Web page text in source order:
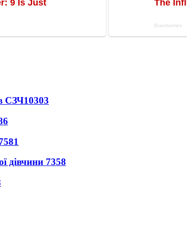
СЗЧ10303
дівчини 7358